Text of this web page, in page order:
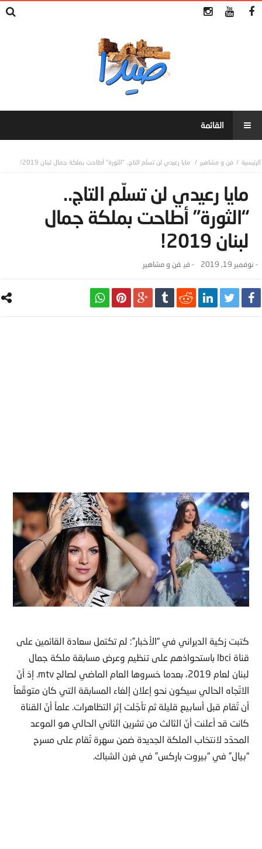
فن و مشاهير مايا رعيدي لن تسلّم التاج.. “الثورة” أطاحت بملكة جمال لبنان 2019!
مايا رعيدي لن تسلّم التاج..
“الثورة” أطاحت بملكة جمال
لبنان 2019!
- نوفمبر 19, 2019 - ‎في فن و مشاهير
كتبت زكية الديراني في “الأخبار”: لم تكتمل سعادة القائمين على
قناة lbci باستحواذهم على تنظيم وعرض مسابقة ملكة جمال
لبنان لعام 2019، بعدما خسروها العام الماضي لصالح mtv. إذ أنّ
الاتّجاه الحالي سيكون نحو إعلان إلغاء المسابقة التي كان متوقّعاً
أن تُقام قبل أسابيع قليلة ثم تأجّلت إثر التظاهرات. علماً أنّ القناة
كانت قد أعلنت أنّ الثالث من تشرين الثاني الحالي هو الموعد
المحدّد لانتخاب الملكة الجديدة ضمن سهرة تُقام على مسرح
“بيال” في “بيروت باركس” في فرن الشباك.